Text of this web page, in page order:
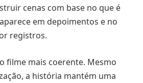
cenas com base no que é
em depoimentos e no
registros.
filme mais coerente. Mesmo
a história mantém uma